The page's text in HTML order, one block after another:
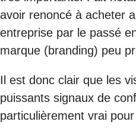
avoir renoncé à acheter
entreprise par le passé
marque (branding) peu
Il est donc clair que les
puissants signaux de
particulièrement vrai